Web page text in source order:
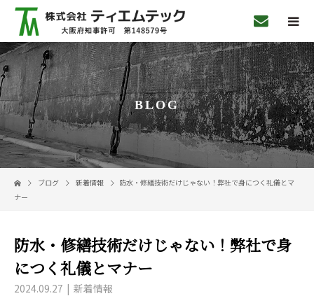
BLOG
ブログ 新着情報
防水・修繕技術だけじゃない！弊社で身につく礼儀とマ
ナー
防水・修繕技術だけじゃない！弊社で身
につく礼儀とマナー
2024.09.27 新着情報